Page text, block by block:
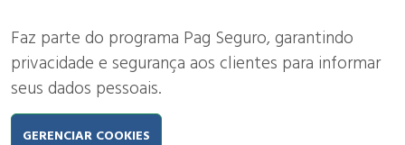
Faz parte do programa Pag Seguro, garantindo
privacidade e segurança aos clientes para informar
seus dados pessoais.
GERENCIAR COOKIES